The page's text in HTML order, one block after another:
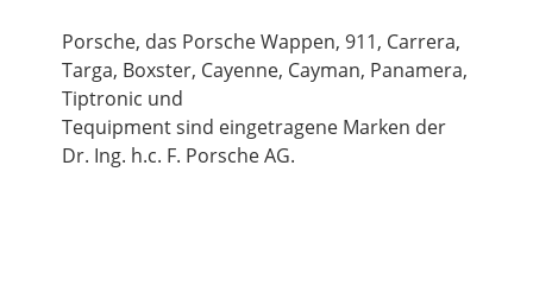
Porsche, das Porsche Wappen, 911, Carrera,
Targa, Boxster, Cayenne, Cayman, Panamera,
Tiptronic und
Tequipment sind eingetragene Marken der
Dr. Ing. h.c. F. Porsche AG.